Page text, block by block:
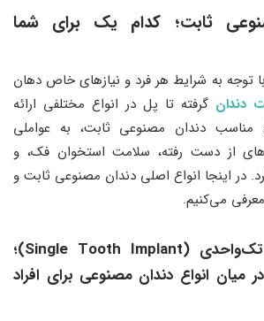
ثابت؛ کدام یک برای شما
توجه به شرایط هر فرد و نیازهای خاص دهان
دندان گرفته تا پل در انواع مختلفی ارائه
دندان مصنوعی ثابت، به عواملی
از دست رفته، سلامت استخوان فک، و
در اینجا انواع اصلی دندان مصنوعی ثابت و
می‌کنیم.
1. ایمپلنت دندان تک‌واحدی (Single Tooth Implant)؛
میان انواع دندان مصنوعی برای افراد